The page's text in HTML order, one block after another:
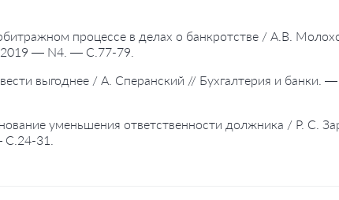
процессе в делах о банкротстве / А.В.
— N4. — С.77-79.
выгоднее / А. Сперанский // Бухгалтерия и
уменьшения ответственности должника / Р. С.
31.